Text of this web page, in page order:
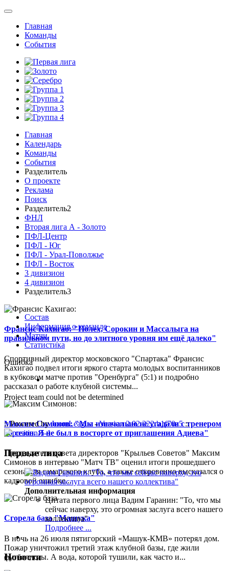
Главная
Команды
События
Главная
Календарь
Команды
События
Разделитель
О проекте
Реклама
Поиск
Разделитель2
ФНЛ
Вторая лига А - Золото
ПФЛ-Центр
ПФЛ - Юг
ПФЛ - Урал-Поволжье
ПФЛ - Восток
3 дивизион
4 дивизион
Разделитель3
Франсис Кахигао: "Полех, Сорокин и Массалыга на
правильном пути, но до элитного уровня им ещё далеко"
Спортивный директор московского "Спартака" Франсис
Кахигао подвел итоги яркого старта молодых воспитанников
в кубковом матче против "Оренбурга" (5:1) и подробно
рассказал о работе клубной системы...
Максим Симонов: "Мы изначально не угадали с тренером
на сезон. Я не был в восторге от приглашения Адиева"
Председатель совета директоров "Крыльев Советов" Максим
Симонов в интервью "Матч ТВ" оценил итоги прошедшего
сезона для самарского клуба, а также откровенно высказался о
кадровой ошибке...
Сгорела база "Машука"
В ночь на 26 июля пятигорский «Машук-КМВ» потерял дом.
Пожар уничтожил третий этаж клубной базы, где жили
футболисты. А вода, которой тушили, как часто и...
Состав
Информация о команде
Матчи
Статистика
Ошибка
Project team could not be determined
:: Powered byJoomLeague-Version 2.92.222.b1f70a5::
Первые лица
Дополнительная информация
Цитата первого лица Вадим Гаранин: "То, что мы
сейчас наверху, это огромная заслуга всего нашего
коллектива"
Подробнее ...
Новости